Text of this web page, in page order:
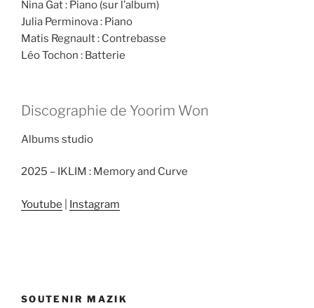
Nina Gat : Piano (sur l’album)
Julia Perminova : Piano
Matis Regnault : Contrebasse
Léo Tochon : Batterie
Discographie de Yoorim Won
Albums studio
2025 – IKLIM : Memory and Curve
Youtube Instagram
SOUTENIR MAZIK